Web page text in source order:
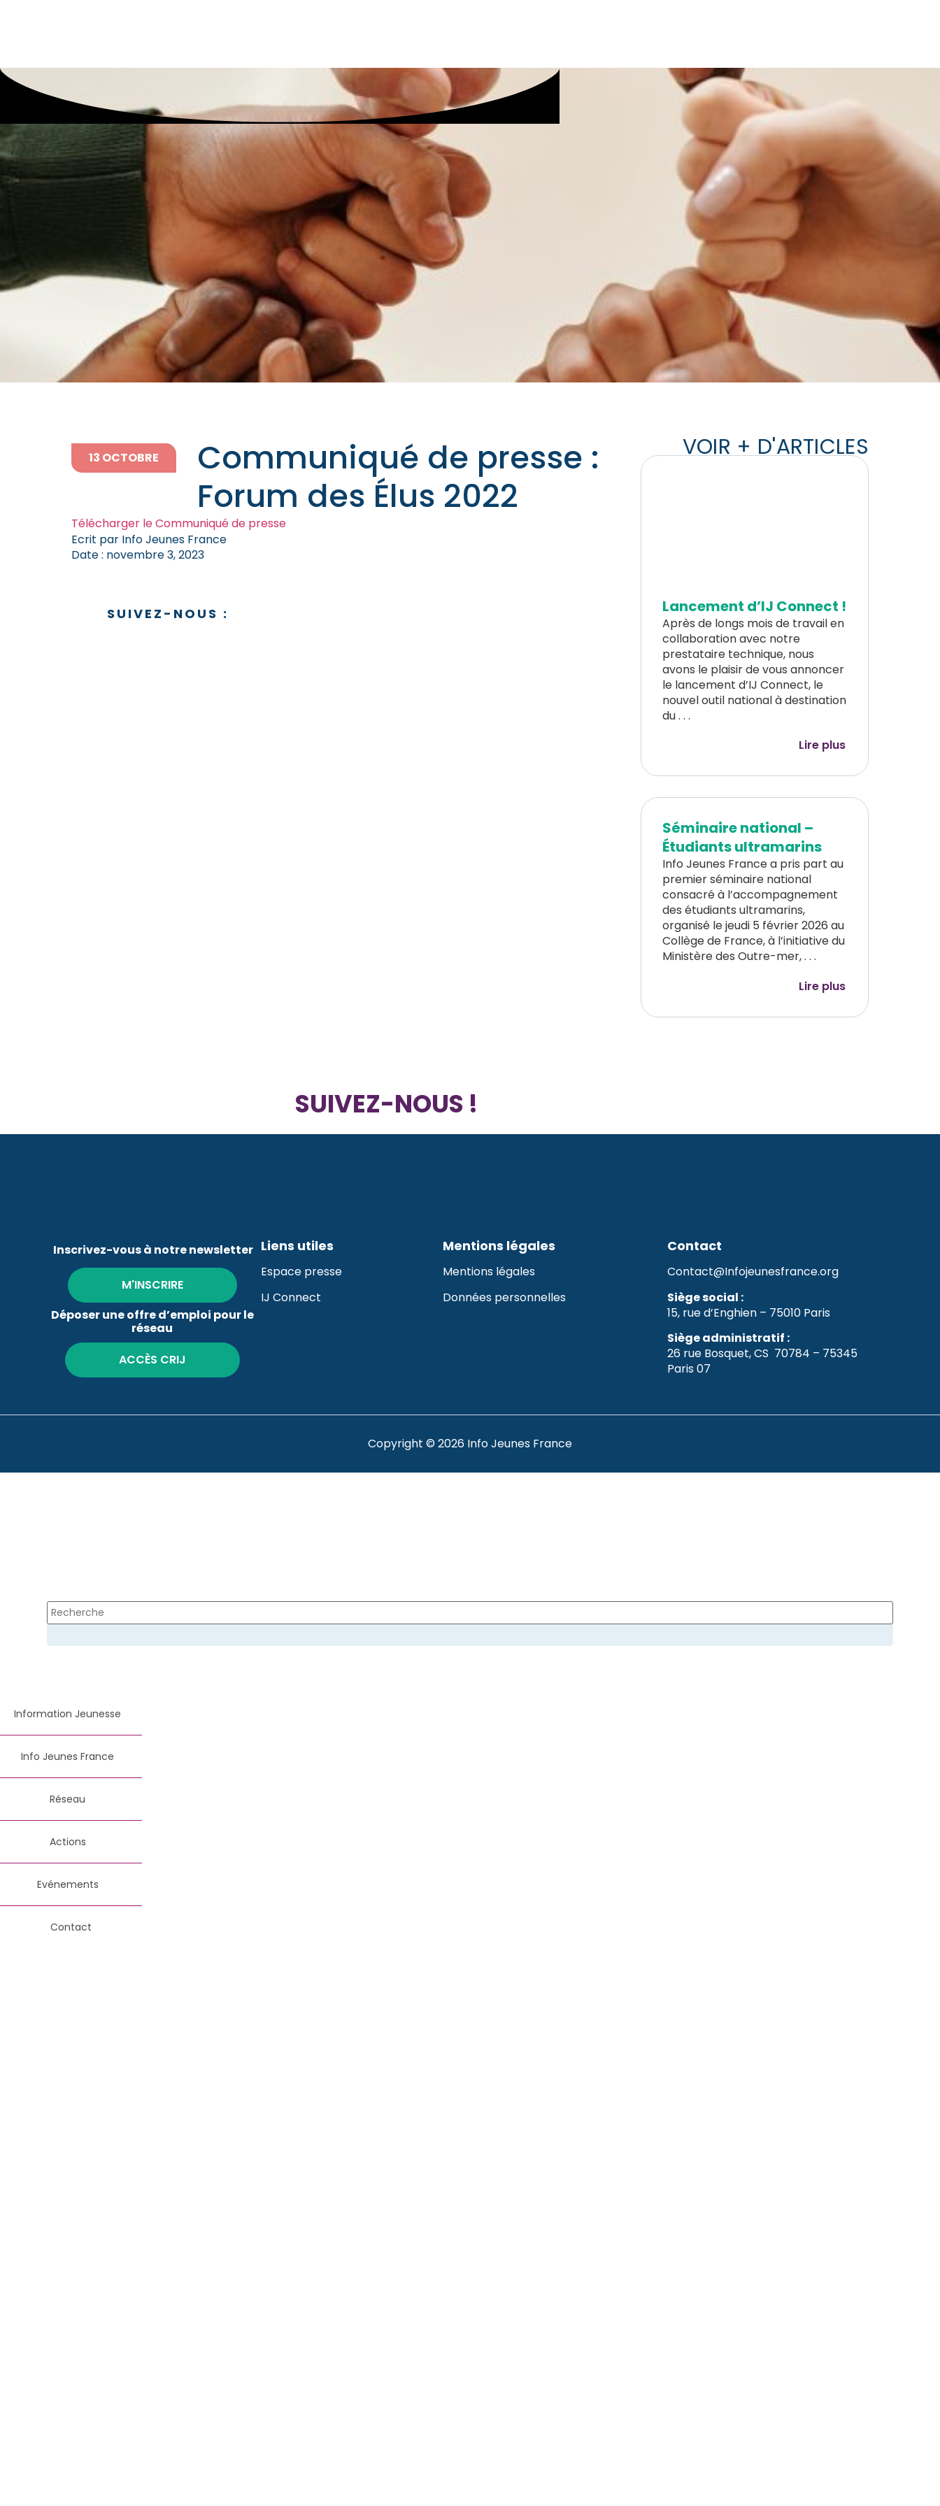
Communiqué de presse :
Forum des Élus 2022
13 OCTOBRE
Télécharger le Communiqué de presse
Ecrit par Info Jeunes France
Date : novembre 3, 2023
VOIR + D'ARTICLES
Lancement d’IJ Connect !
Après de longs mois de travail en
collaboration avec notre
prestataire technique, nous
avons le plaisir de vous annoncer
le lancement d’IJ Connect, le
nouvel outil national à destination
du . . .
Lire plus
Séminaire national –
Étudiants ultramarins
Info Jeunes France a pris part au
premier séminaire national
consacré à l’accompagnement
des étudiants ultramarins,
organisé le jeudi 5 février 2026 au
Collège de France, à l’initiative du
Ministère des Outre-mer, . . .
Lire plus
SUIVEZ-NOUS :
SUIVEZ-NOUS !
Inscrivez-vous à notre newsletter
M'INSCRIRE
Déposer une offre d’emploi pour le
réseau
ACCÈS CRIJ
Liens utiles
Espace presse
IJ Connect
Mentions légales
Mentions légales
Données personnelles
Contact
Contact@Infojeunesfrance.org
Siège social :
15, rue d’Enghien – 75010 Paris
Siège administratif :
26 rue Bosquet, CS 70784 – 75345
Paris 07
Copyright © 2026 Info Jeunes France
Information Jeunesse
Info Jeunes France
Réseau
Actions
Evénements
Contact